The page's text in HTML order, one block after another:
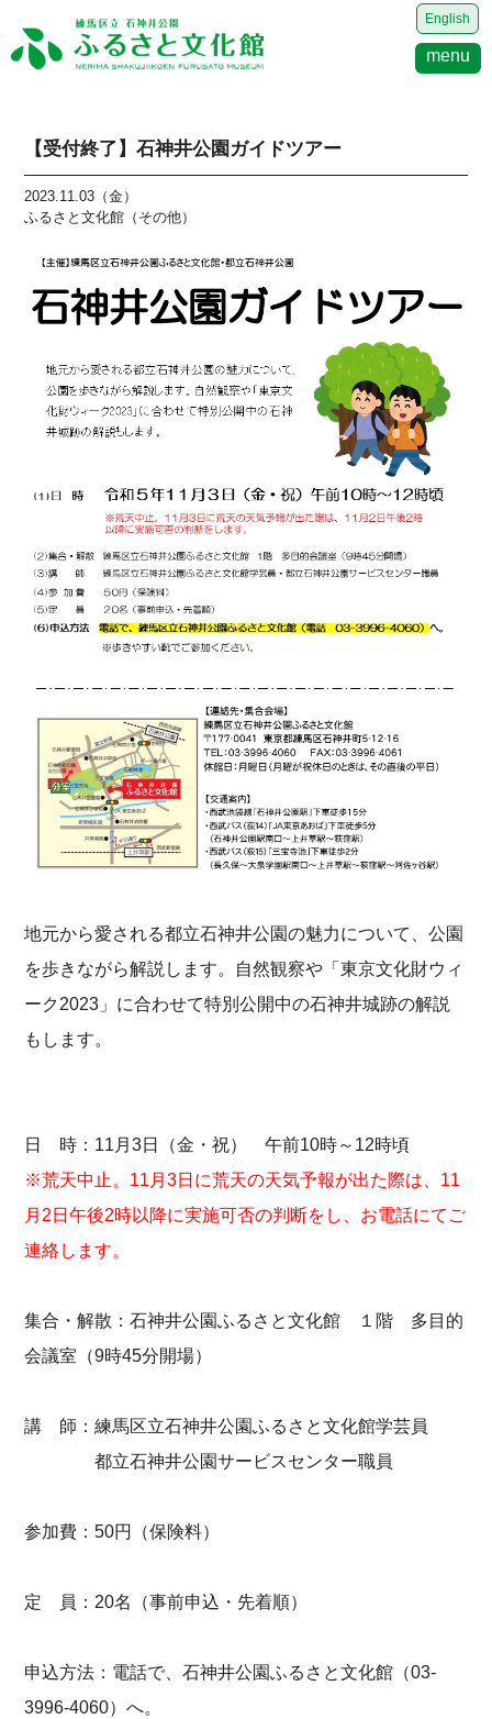
English
menu
【受付終了】石神井公園ガイドツアー
2023.11.03（金）
ふるさと文化館（その他）
地元から愛される都立石神井公園の魅力について、公園
を歩きながら解説します。自然観察や「東京文化財ウィ
ーク2023」に合わせて特別公開中の石神井城跡の解説
もします。
日 時：11月3日（金・祝） 午前10時～12時頃
※荒天中止。11月3日に荒天の天気予報が出た際は、11
月2日午後2時以降に実施可否の判断をし、お電話にてご
連絡します。
集合・解散：石神井公園ふるさと文化館 １階 多目的
会議室（9時45分開場）
講 師：練馬区立石神井公園ふるさと文化館学芸員
都立石神井公園サービスセンター職員
参加費：50円（保険料）
定 員：20名（事前申込・先着順）
申込方法：電話で、石神井公園ふるさと文化館（03-
3996-4060）へ。